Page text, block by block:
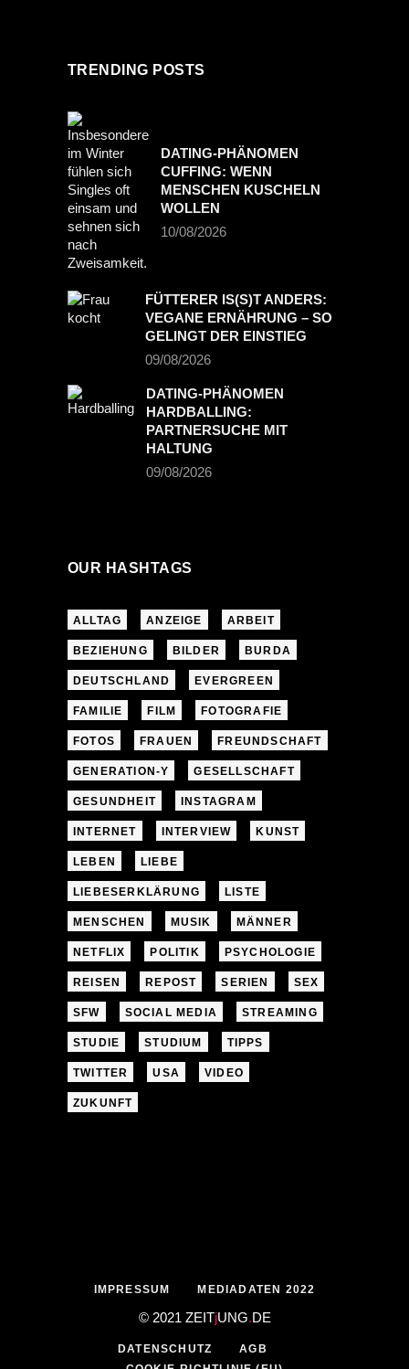
TRENDING POSTS
DATING-PHÄNOMEN
CUFFING: WENN
MENSCHEN KUSCHELN
WOLLEN
10/08/2026
FÜTTERER IS(S)T ANDERS:
VEGANE ERNÄHRUNG – SO
GELINGT DER EINSTIEG
09/08/2026
DATING-PHÄNOMEN
HARDBALLING:
PARTNERSUCHE MIT
HALTUNG
09/08/2026
OUR HASHTAGS
ALLTAG ANZEIGE ARBEIT
BEZIEHUNG BILDER BURDA
DEUTSCHLAND EVERGREEN
FAMILIE FILM FOTOGRAFIE
FOTOS FRAUEN FREUNDSCHAFT
GENERATION-Y GESELLSCHAFT
GESUNDHEIT INSTAGRAM
INTERNET INTERVIEW KUNST
LEBEN LIEBE
LIEBESERKLÄRUNG LISTE
MENSCHEN MUSIK MÄNNER
NETFLIX POLITIK PSYCHOLOGIE
REISEN REPOST SERIEN SEX
SFW SOCIAL MEDIA STREAMING
STUDIE STUDIUM TIPPS
TWITTER USA VIDEO
ZUKUNFT
IMPRESSUM MEDIADATEN 2022
© 2021 ZEITjUNG.DE
DATENSCHUTZ
AGB